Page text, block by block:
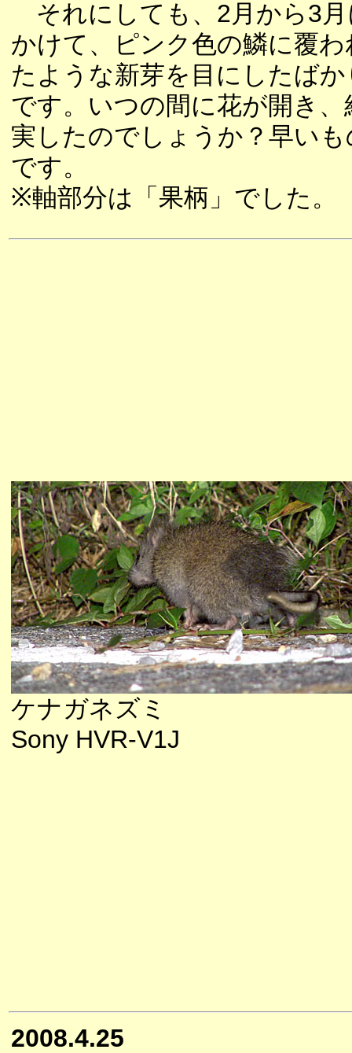
それにしても、2月から3
かけて、ピンク色の鱗に覆わ
たような新芽を目にしたばか
です。いつの間に花が開き、
実したのでしょうか？早いも
です。
※軸部分は「果柄」でした。
ケナガネズミ
Sony HVR-V1J
2008.4.25